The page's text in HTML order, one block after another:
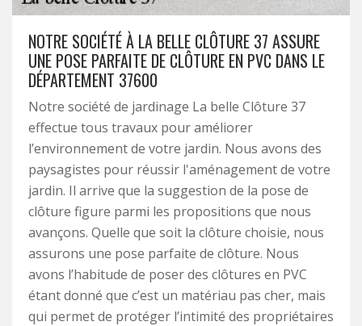
NOTRE SOCIÉTÉ À LA BELLE CLÔTURE 37 ASSURE
UNE POSE PARFAITE DE CLÔTURE EN PVC DANS LE
DÉPARTEMENT 37600
Notre société de jardinage La belle Clôture 37
effectue tous travaux pour améliorer
l’environnement de votre jardin. Nous avons des
paysagistes pour réussir l'aménagement de votre
jardin. Il arrive que la suggestion de la pose de
clôture figure parmi les propositions que nous
avançons. Quelle que soit la clôture choisie, nous
assurons une pose parfaite de clôture. Nous
avons l’habitude de poser des clôtures en PVC
étant donné que c’est un matériau pas cher, mais
qui permet de protéger l’intimité des propriétaires